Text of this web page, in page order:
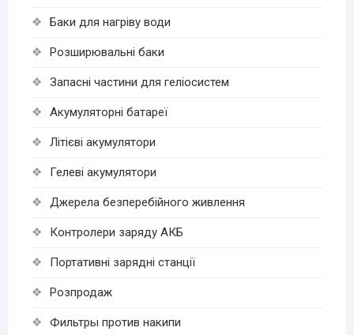
Баки для нагріву води
Розширювальні баки
Запасні частини для геліосистем
Акумуляторні батареї
Літієві акумулятори
Гелеві акумулятори
Джерела безперебійного живлення
Контролери заряду АКБ
Портативні зарядні станції
Розпродаж
Фильтры против накипи